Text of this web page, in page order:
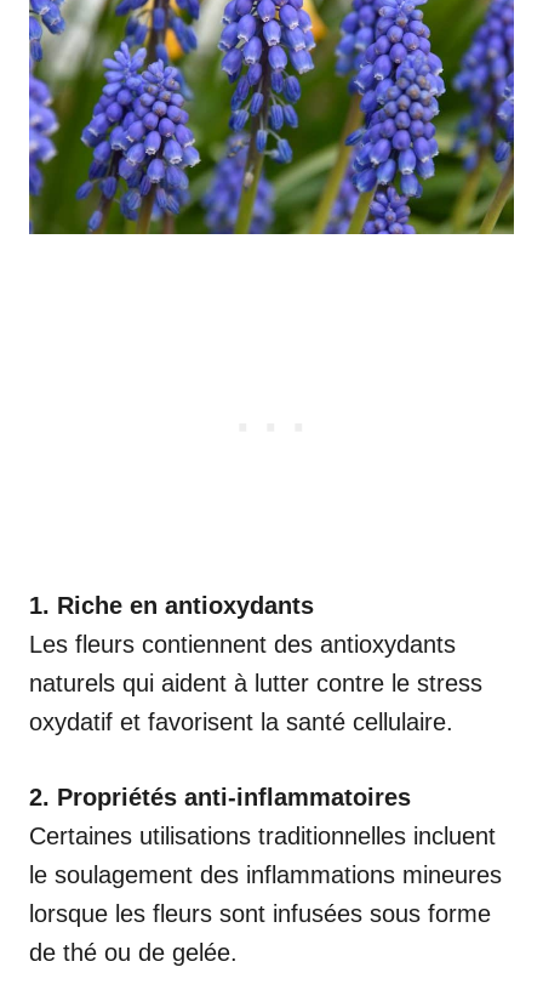
1. Riche en antioxydants
Les fleurs contiennent des antioxydants
naturels qui aident à lutter contre le stress
oxydatif et favorisent la santé cellulaire.
2. Propriétés anti-inflammatoires
Certaines utilisations traditionnelles incluent
le soulagement des inflammations mineures
lorsque les fleurs sont infusées sous forme
de thé ou de gelée.